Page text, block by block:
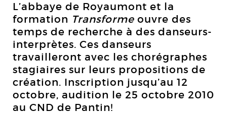
L’abbaye de Royaumont et la
formation Transforme ouvre des
temps de recherche à des danseurs-
interprètes. Ces danseurs
travailleront avec les chorégraphes
stagiaires sur leurs propositions de
création. Inscription jusqu’au 12
octobre, audition le 25 octobre 2010
au CND de Pantin!